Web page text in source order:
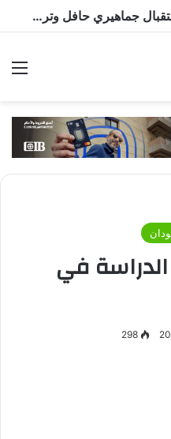
محمد صلاح يشعل تركيا.. استقبال جماهيري حافل وترحيب بـ”الملك المصري” قبل انضمامه إلى طرابزون سبور
في
298